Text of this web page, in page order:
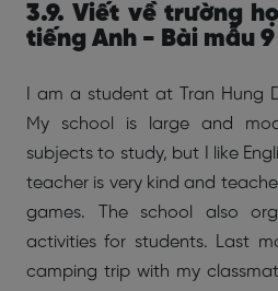
3.9. Viết về trường
tiếng Anh - Bài mẫu 9
I am a student at Tran Hung
My school is large and
subjects to study, but I like
teacher is very kind and
games. The school also
activities for students. Last
camping trip with my